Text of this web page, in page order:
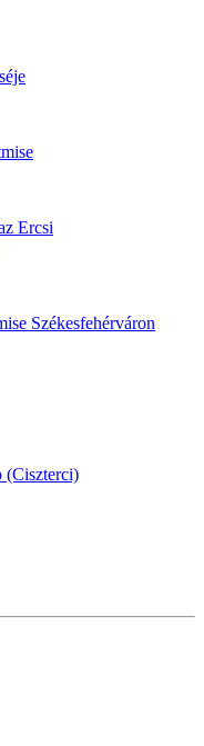
Ercsi
Székesfehérváron
(Ciszterci)